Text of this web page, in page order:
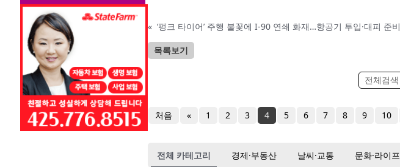
« ‘펑크 타이어’ 주행 불꽃에 I-90 연쇄 화재…항공기 투입·대피 준비
목록보기
처음 « 1 2 3 4 5 6 7 8 9 10
전체 카테고리 경제·부동산 날씨·교통 문화·라이프